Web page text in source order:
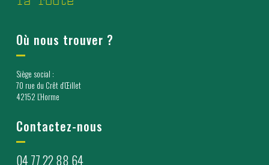
Où nous trouver ?
Siège social :
70 rue du Crêt d’Œillet
42152 L’Horme
Contactez-nous
04 77 22 88 64